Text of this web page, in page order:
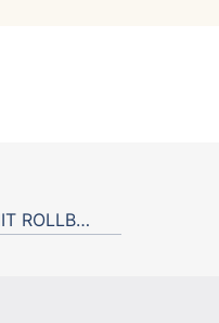
SQL Instruções TC (Transaction Control), COMMIT ROLLBACK, SAVEPOINT